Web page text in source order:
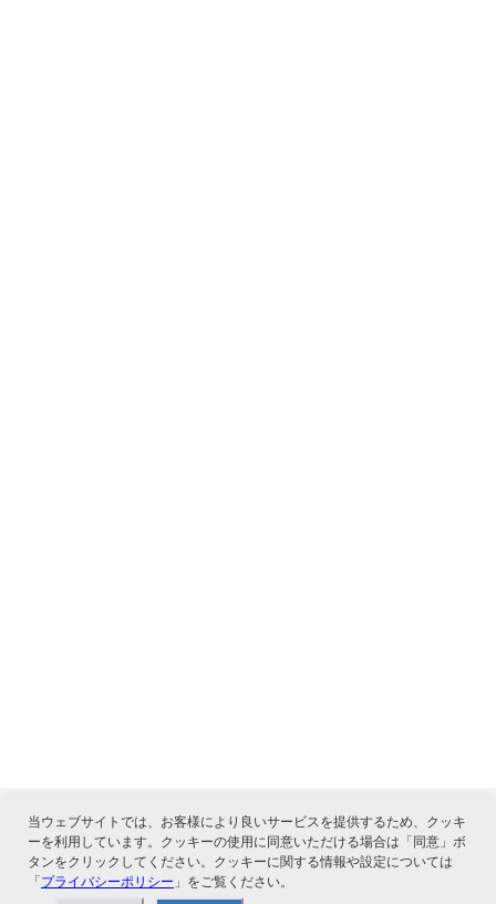
関連サービス
当ウェブサイトでは、お客様により良いサービスを提供するため、クッキ
ーを利用しています。クッキーの使用に同意いただける場合は「同意」ボ
タンをクリックしてください。クッキーに関する情報や設定については
「プライバシーポリシー 」をご覧ください。